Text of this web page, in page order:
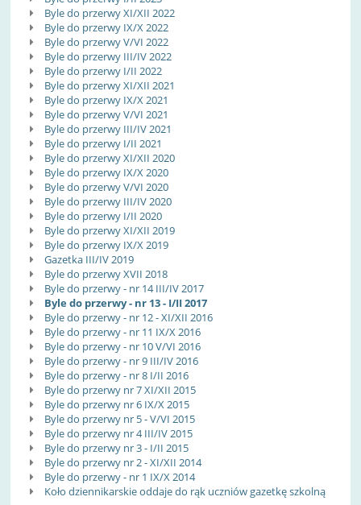
Byle do przerwy XI/XII 2022
Byle do przerwy IX/X 2022
Byle do przerwy V/VI 2022
Byle do przerwy III/IV 2022
Byle do przerwy I/II 2022
Byle do przerwy XI/XII 2021
Byle do przerwy IX/X 2021
Byle do przerwy V/VI 2021
Byle do przerwy III/IV 2021
Byle do przerwy I/II 2021
Byle do przerwy XI/XII 2020
Byle do przerwy IX/X 2020
Byle do przerwy V/VI 2020
Byle do przerwy III/IV 2020
Byle do przerwy I/II 2020
Byle do przerwy XI/XII 2019
Byle do przerwy IX/X 2019
Gazetka III/IV 2019
Byle do przerwy XVII 2018
Byle do przerwy - nr 14 III/IV 2017
Byle do przerwy - nr 13 - I/II 2017
Byle do przerwy - nr 12 - XI/XII 2016
Byle do przerwy - nr 11 IX/X 2016
Byle do przerwy - nr 10 V/VI 2016
Byle do przerwy - nr 9 III/IV 2016
Byle do przerwy - nr 8 I/II 2016
Byle do przerwy nr 7 XI/XII 2015
Byle do przerwy nr 6 IX/X 2015
Byle do przerwy nr 5 - V/VI 2015
Byle do przerwy nr 4 III/IV 2015
Byle do przerwy nr 3 - I/II 2015
Byle do przerwy nr 2 - XI/XII 2014
Byle do przerwy - nr 1 IX/X 2014
Koło dziennikarskie oddaje do rąk uczniów gazetkę szkolną